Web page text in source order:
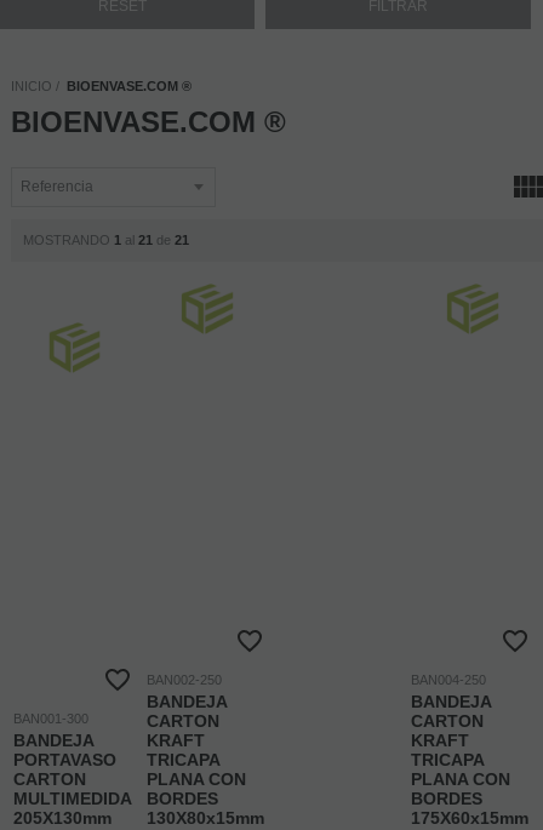
INICIO BIOENVASE.COM ®
BIOENVASE.COM ®
MOSTRANDO 1 al 21 de 21
BAN001-300
BANDEJA
PORTAVASO
CARTON
MULTIMEDIDA
205X130mm
BAN002-250
BANDEJA
CARTON
KRAFT
TRICAPA
PLANA CON
BORDES
130X80x15mm
BAN004-250
BANDEJA
CARTON
KRAFT
TRICAPA
PLANA CON
BORDES
175X60x15mm